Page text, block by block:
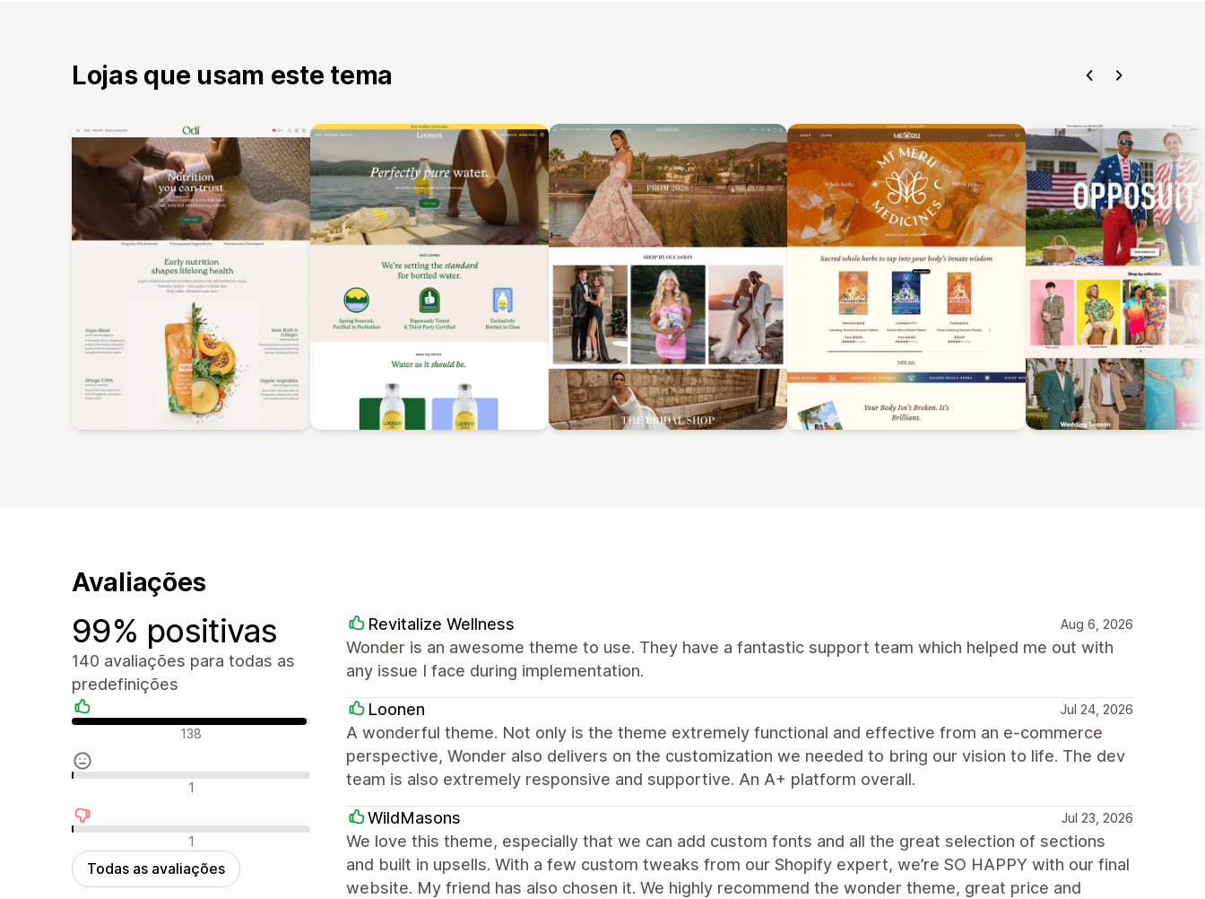
Lojas que usam este tema
Avaliações
99% positivas
140 avaliações para todas as
predefinições
Avaliações positivas
138
Avaliações neutras
1
Avaliações negativas
1
Todas as avaliações
Revitalize Wellness Aug 6, 2026
Wonder is an awesome theme to use. They have a fantastic support team which helped me out with
any issue I face during implementation.
Loonen Jul 24, 2026
A wonderful theme. Not only is the theme extremely functional and effective from an e-commerce
perspective, Wonder also delivers on the customization we needed to bring our vision to life. The dev
team is also extremely responsive and supportive. An A+ platform overall.
WildMasons Jul 23, 2026
We love this theme, especially that we can add custom fonts and all the great selection of sections
and built in upsells. With a few custom tweaks from our Shopify expert, we’re SO HAPPY with our final
website. My friend has also chosen it. We highly recommend the wonder theme, great price and